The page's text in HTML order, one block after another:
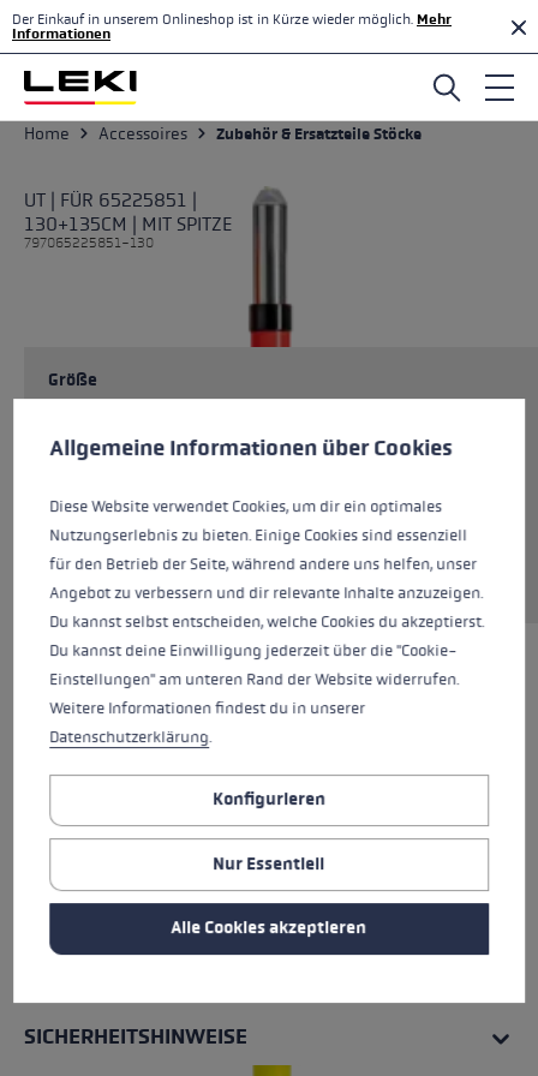
Zum Hauptinhalt springen
Der Einkauf in unserem Onlineshop ist in Kürze wieder möglich. Mehr
Informationen
Home Accessoires Zubehör & Ersatzteile Stöcke
UT | FÜR 65225851 |
130+135CM | MIT SPITZE
797065225851-130
Größe
SICHERHEITSHINWEISE
Cookie-Voreinstellungen
Allgemeine Informationen über Cookies
Diese Website verwendet Cookies, um dir ein optimales
Nutzungserlebnis zu bieten. Einige Cookies sind essenziell
für den Betrieb der Seite, während andere uns helfen, unser
Angebot zu verbessern und dir relevante Inhalte anzuzeigen.
Du kannst selbst entscheiden, welche Cookies du akzeptierst.
Du kannst deine Einwilligung jederzeit über die "Cookie-
Einstellungen" am unteren Rand der Website widerrufen.
Weitere Informationen findest du in unserer
Datenschutzerklärung.
Konfigurieren
Nur Essentiell
Alle Cookies akzeptieren